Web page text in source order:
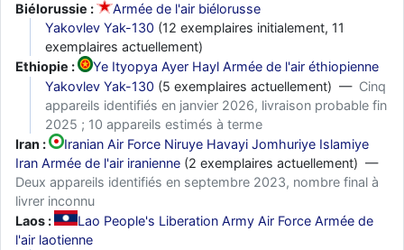
Biélorussie :
Armée de l'air biélorusse
Yakovlev Yak-130 (12 exemplaires initialement, 11
exemplaires actuellement)
Ethiopie :
Ye Ityopya Ayer Hayl Armée de l'air éthiopienne
Yakovlev Yak-130 (5 exemplaires actuellement) — Cinq
appareils identifiés en janvier 2026, livraison probable fin
2025 ; 10 appareils estimés à terme
Iran :
Iranian Air Force Niruye Havayi Jomhuriye Islamiye
Iran Armée de l'air iranienne (2 exemplaires actuellement) —
Deux appareils identifiés en septembre 2023, nombre final à
livrer inconnu
Laos :
Lao People's Liberation Army Air Force Armée de
l'air laotienne